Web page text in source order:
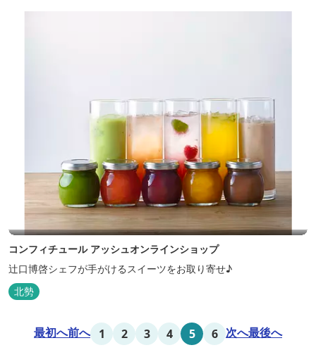
コンフィチュール アッシュオンラインショップ
辻口博啓シェフが手がけるスイーツをお取り寄せ♪
北勢
最初へ前へ 1 2 3 4 5 6 次へ最後へ